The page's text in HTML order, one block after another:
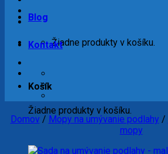
Žiadne produkty v košíku.
Košík
Žiadne produkty v košíku.
Blog
Kontakt
Domov / Mopy na umývanie podlahy /
mopy